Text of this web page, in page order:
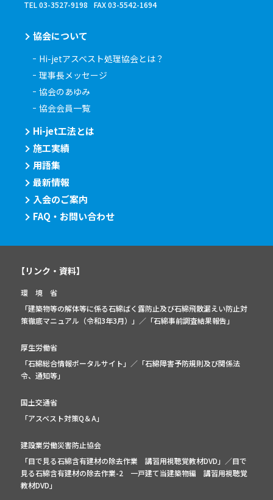
TEL 03-3527-9198
FAX 03-5542-1694
協会について
Hi-jetアスベスト処理協会とは？
理事長メッセージ
協会のあゆみ
協会会員一覧
Hi-jet工法とは
施工実績
用語集
最新情報
入会のご案内
FAQ・お問い合わせ
【リンク・資料】
環 境 省
「建築物等の解体等に係る石綿ばく露防止及び石綿飛散漏えい防止対
策徹底マニュアル（令和3年3月）」 ／「石綿事前調査結果報告」
厚生労働省
「石綿総合情報ポータルサイト」 ／「石綿障害予防規則及び関係法
令、通知等」
国土交通省
「アスベスト対策Q＆A」
建設業労働災害防止協会
「目で見る石綿含有建材の除去作業 講習用視聴覚教材DVD」／目で
見る石綿含有建材の除去作業-2 一戸建て当建築物編 講習用視聴覚
教材DVD」